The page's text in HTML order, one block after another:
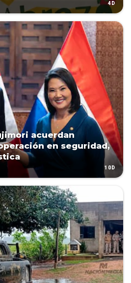
4D
acuerdan
en seguridad,
10D